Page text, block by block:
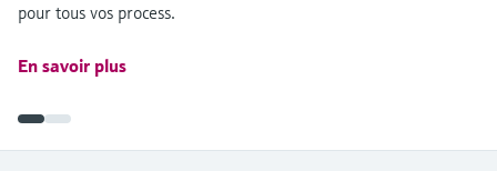
pour tous vos process.
En savoir plus